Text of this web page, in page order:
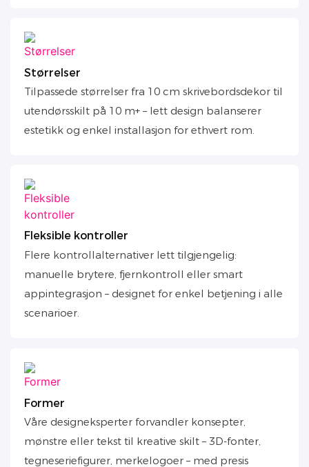
Størrelser
Tilpassede størrelser fra 10 cm skrivebordsdekor til
utendørsskilt på 10 m+ – lett design balanserer
estetikk og enkel installasjon for ethvert rom.
Fleksible kontroller
Flere kontrollalternativer lett tilgjengelig:
manuelle brytere, fjernkontroll eller smart
appintegrasjon – designet for enkel betjening i alle
scenarioer.
Former
Våre designeksperter forvandler konsepter,
mønstre eller tekst til kreative skilt – 3D-fonter,
tegneseriefigurer, merkelogoer – med presis